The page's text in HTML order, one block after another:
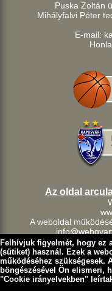
Felhívjuk figyelmét, hogy ez
(sütiket) használ. Ezek a
működéséhez szükségesek.
böngészésével Ön elismeri,
"Cookie irányelvekben"
Puska Zoltán
Mihályfalvi Péter
E-mail:
Az oldal
A weboldal
A delfinek.hu weboldalon
Klub
A Kaposvári
részének bármilyen